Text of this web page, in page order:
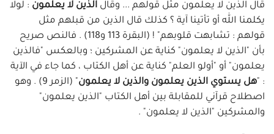
قال الذين لا يعلمون مثل قولهم ... وقال الذين لا يعلمون : لولا
يكلمنا الله أو تأتينا آية ؟ كذلك قال الذين من قبلهم مثل
قولهم : تشابهت قلوبهم" ! (البقرة 113 و118) . فالنص صريح
بأن "الذين لا يعلمون" كناية عن المشركين ؛ وبالعكس "فالذين
يعلمون" أو "أولو العلم" كناية عن أهل الكتاب ، كما جاء في الآية
: "هل يستوي الذين يعلمون والذين لا يعلمون
" (الزمر 9) . وهو
اصطلاح قرآني للمقابلة بين أهل الكتاب "الذين يعلمون"
والمشركين "الذين لا يعلمون" .